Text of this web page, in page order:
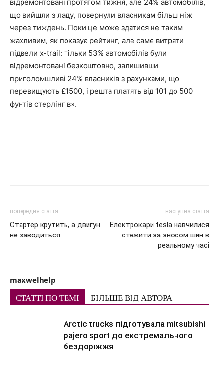
відремонтовані протягом тижня, але 24% автомобілів,
що вийшли з ладу, повернули власникам більш ніж
через тиждень. Поки це може здатися не таким
жахливим, як показує рейтинг, але саме витрати
підвели x-trail: тільки 53% автомобілів були
відремонтовані безкоштовно, залишивши
приголомшливі 24% власників з рахунками, що
перевищують £1500, і решта платять від 101 до 500
фунтів стерлінгів».
попередня стаття
Стартер крутить, а двигун
не заводиться
наступна стаття
Електрокари tesla навчилися
стежити за зносом шин в
реальному часі
maxwelhelp
СТАТТІ ПО ТЕМІ БІЛЬШЕ ВІД АВТОРА
Arctic trucks підготувала mitsubishi
pajero sport до екстремального
бездоріжжя